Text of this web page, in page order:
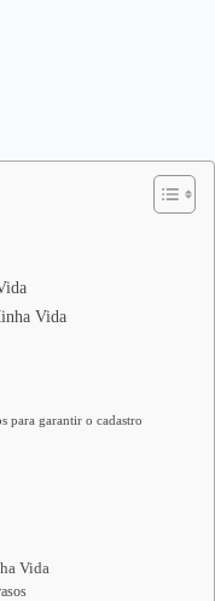
Vida
para garantir o cadastro
Vida